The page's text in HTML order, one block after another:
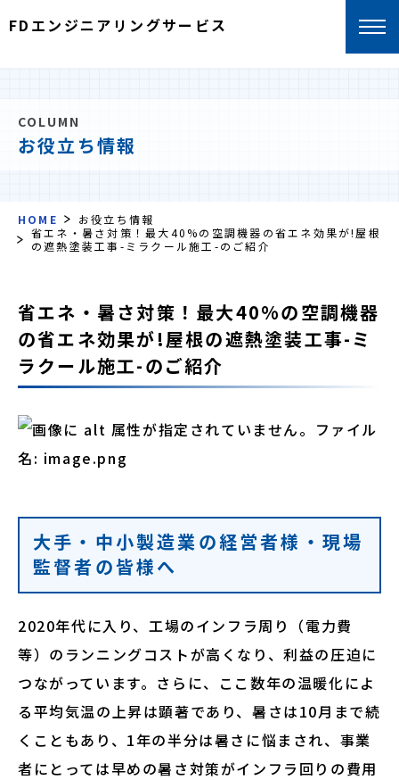
FDエンジニアリングサービス
COLUMN
お役立ち情報
HOME
お役立ち情報
省エネ・暑さ対策！最大40%の空調機器の省エネ効果が!屋根
の遮熱塗装工事-ミラクール施工-のご紹介
省エネ・暑さ対策！最大40%の空調機器
の省エネ効果が!屋根の遮熱塗装工事-ミ
ラクール施工-のご紹介
大手・中小製造業の経営者様・現場
監督者の皆様へ
2020年代に入り、工場のインフラ周り（電力費
等）のランニングコストが高くなり、利益の圧迫に
つながっています。さらに、ここ数年の温暖化によ
る平均気温の上昇は顕著であり、暑さは10月まで続
くこともあり、1年の半分は暑さに悩まされ、事業
者にとっては早めの暑さ対策がインフラ回りの費用